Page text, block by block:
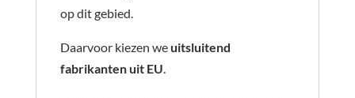
op dit gebied.
Daarvoor kiezen we uitsluitend
fabrikanten uit EU.